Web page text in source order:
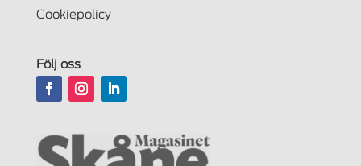
Cookiepolicy
Följ oss